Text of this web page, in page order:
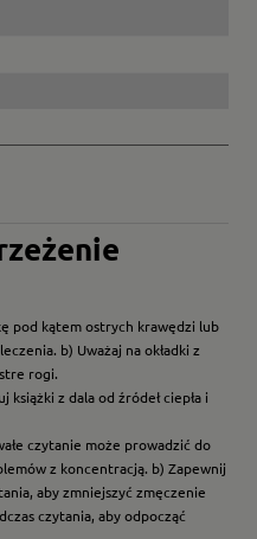
pod kątem ostrych krawędzi lub
b) Uważaj na okładki z
rogi.
z dala od źródeł ciepła i
czytanie może prowadzić do
z koncentracją. b) Zapewnij
aby zmniejszyć zmęczenie
czytania, aby odpocząć